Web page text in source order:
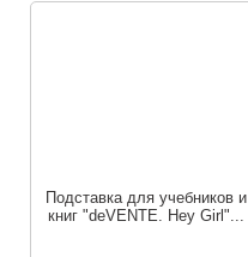
Подставка для учебников и
книг "deVENTE. Hey Girl"...